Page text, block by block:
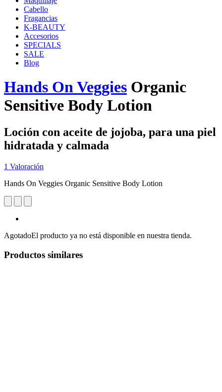
Cabello
Fragancias
K-BEAUTY
Accesorios
SPECIALS
SALE
Blog
Hands On Veggies Organic
Sensitive Body Lotion
Loción con aceite de jojoba, para una piel
hidratada y calmada
1 Valoración
Hands On Veggies Organic Sensitive Body Lotion
AgotadoEl producto ya no está disponible en nuestra tienda.
Productos similares